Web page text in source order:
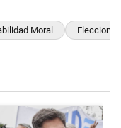
Moral
listo para 'atajar'
de tendencia con